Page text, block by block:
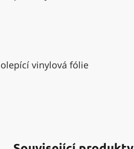
vinylová fólie